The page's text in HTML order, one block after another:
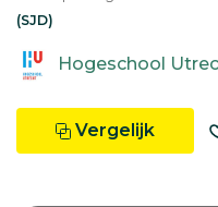
(SJD)
Hogeschool
Vergelijk